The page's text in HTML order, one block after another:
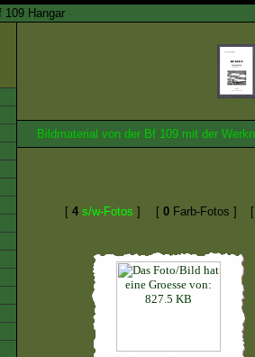
109 Hangar
Bildmaterial von der Bf 109 mit der
[ 4 s/w-Fotos ] [ 0 Farb-Fotos ]